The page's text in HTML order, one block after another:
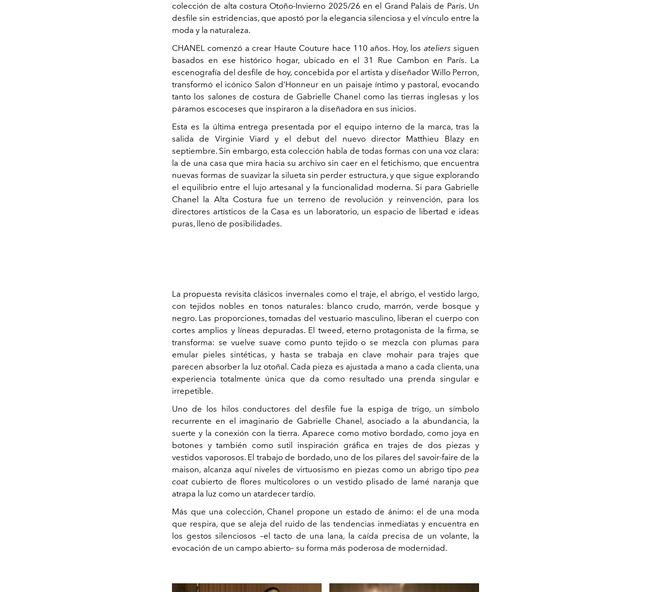
colección de alta costura Otoño-Invierno 2025/26 en el Grand Palais de París. Un
desfile sin estridencias, que apostó por la elegancia silenciosa y el vínculo entre la
moda y la naturaleza.
CHANEL comenzó a crear Haute Couture hace 110 años. Hoy, los ateliers siguen
basados en ese histórico hogar, ubicado en el 31 Rue Cambon en París. La
escenografía del desfile de hoy, concebida por el artista y diseñador Willo Perron,
transformó el icónico Salon d’Honneur en un paisaje íntimo y pastoral, evocando
tanto los salones de costura de Gabrielle Chanel como las tierras inglesas y los
páramos escoceses que inspiraron a la diseñadora en sus inicios.
Esta es la última entrega presentada por el equipo interno de la marca, tras la
salida de Virginie Viard y el debut del nuevo director Matthieu Blazy en
septiembre. Sin embargo, esta colección habla de todas formas con una voz clara:
la de una casa que mira hacia su archivo sin caer en el fetichismo, que encuentra
nuevas formas de suavizar la silueta sin perder estructura, y que sigue explorando
el equilibrio entre el lujo artesanal y la funcionalidad moderna. Si para Gabrielle
Chanel la Alta Costura fue un terreno de revolución y reinvención, para los
directores artísticos de la Casa es un laboratorio, un espacio de libertad e ideas
puras, lleno de posibilidades.
La propuesta revisita clásicos invernales como el traje, el abrigo, el vestido largo,
con tejidos nobles en tonos naturales: blanco crudo, marrón, verde bosque y
negro. Las proporciones, tomadas del vestuario masculino, liberan el cuerpo con
cortes amplios y líneas depuradas. El tweed, eterno protagonista de la firma, se
transforma: se vuelve suave como punto tejido o se mezcla con plumas para
emular pieles sintéticas, y hasta se trabaja en clave mohair para trajes que
parecen absorber la luz otoñal. Cada pieza es ajustada a mano a cada clienta, una
experiencia totalmente única que da como resultado una prenda singular e
irrepetible.
Uno de los hilos conductores del desfile fue la espiga de trigo, un símbolo
recurrente en el imaginario de Gabrielle Chanel, asociado a la abundancia, la
suerte y la conexión con la tierra. Aparece como motivo bordado, como joya en
botones y también como sutil inspiración gráfica en trajes de dos piezas y
vestidos vaporosos. El trabajo de bordado, uno de los pilares del savoir-faire de la
maison, alcanza aquí niveles de virtuosismo en piezas como un abrigo tipo pea
coat cubierto de flores multicolores o un vestido plisado de lamé naranja que
atrapa la luz como un atardecer tardío.
Más que una colección, Chanel propone un estado de ánimo: el de una moda
que respira, que se aleja del ruido de las tendencias inmediatas y encuentra en
los gestos silenciosos –el tacto de una lana, la caída precisa de un volante, la
evocación de un campo abierto– su forma más poderosa de modernidad.